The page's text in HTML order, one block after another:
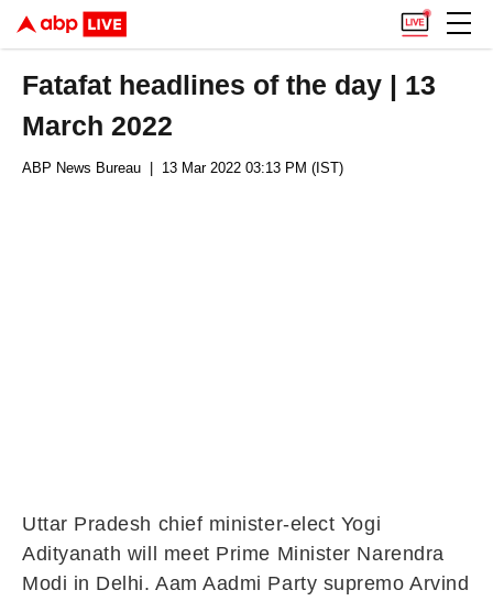
Fatafat headlines of the day | 13
March 2022
ABP News Bureau | 13 Mar 2022 03:13 PM (IST)
Uttar Pradesh chief minister-elect Yogi
Adityanath will meet Prime Minister Narendra
Modi in Delhi. Aam Aadmi Party supremo Arvind